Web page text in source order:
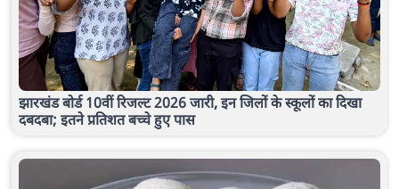
झारखंड बोर्ड 10वीं रिजल्ट 2026 जारी, इन जिलों के स्कूलों का दिखा
दबदबा; इतने प्रतिशत बच्चे हुए पास